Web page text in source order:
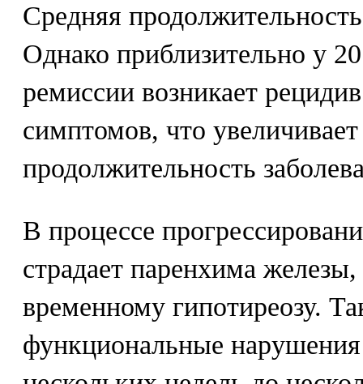
Средняя
Однако приблизительно у
ремиссии возникает
симптомов, что
продолжительность
В процессе
страдает паренхима
временному гипотиреозу.
функциональные